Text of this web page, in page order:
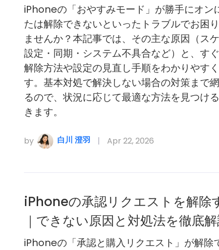
iPhoneの「おやすみモード」が勝手にオン
たは解除できないといったトラブルでお困
ませんか？本記事では、その主な原因（ス
設定・同期・システム不具合など）と、す
解除方法や設定の見直し手順をわかりやす
す。基本対処で解決しない場合の対策まで
るので、状況に応じて最適な方法を見つけ
きます。
by 白川 澄羽 Apr 22, 2026
iPhoneの承認リクエストを解除
｜できない原因と対処法を徹底
iPhoneの「承認と購入リクエスト」が解除